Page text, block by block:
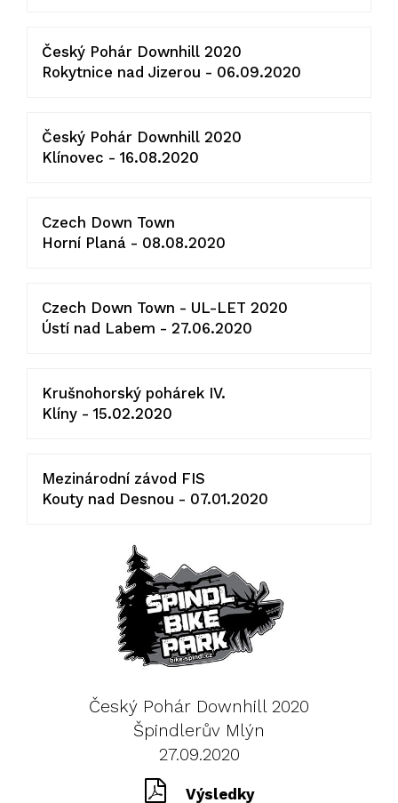
Český Pohár Downhill 2020
Rokytnice nad Jizerou - 06.09.2020
Český Pohár Downhill 2020
Klínovec - 16.08.2020
Czech Down Town
Horní Planá - 08.08.2020
Czech Down Town - UL-LET 2020
Ústí nad Labem - 27.06.2020
Krušnohorský pohárek IV.
Klíny - 15.02.2020
Mezinárodní závod FIS
Kouty nad Desnou - 07.01.2020
Český Pohár Downhill 2020
Špindlerův Mlýn
27.09.2020
Výsledky